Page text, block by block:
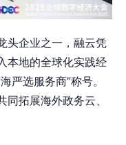
头企业之一，融云凭
本地的全球化实践经
严选服务商”称号。
拓展海外政务云、